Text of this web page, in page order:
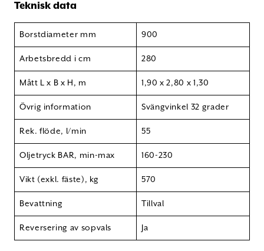
Teknisk data
Borstdiameter mm 900
Arbetsbredd i cm 280
Mått L x B x H, m 1,90 x 2,80 x 1,30
Övrig information Svängvinkel 32 grader
Rek. flöde, l/min 55
Oljetryck BAR, min-max 160-230
Vikt (exkl. fäste), kg 570
Bevattning Tillval
Reversering av sopvals Ja